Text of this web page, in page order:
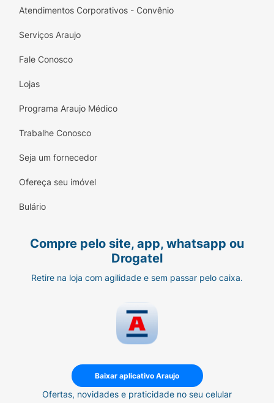
Atendimentos Corporativos - Convênio
Serviços Araujo
Fale Conosco
Lojas
Programa Araujo Médico
Trabalhe Conosco
Seja um fornecedor
Ofereça seu imóvel
Bulário
Compre pelo site, app, whatsapp ou
Drogatel
Retire na loja com agilidade e sem passar pelo caixa.
Baixar aplicativo Araujo
Ofertas, novidades e praticidade no seu celular